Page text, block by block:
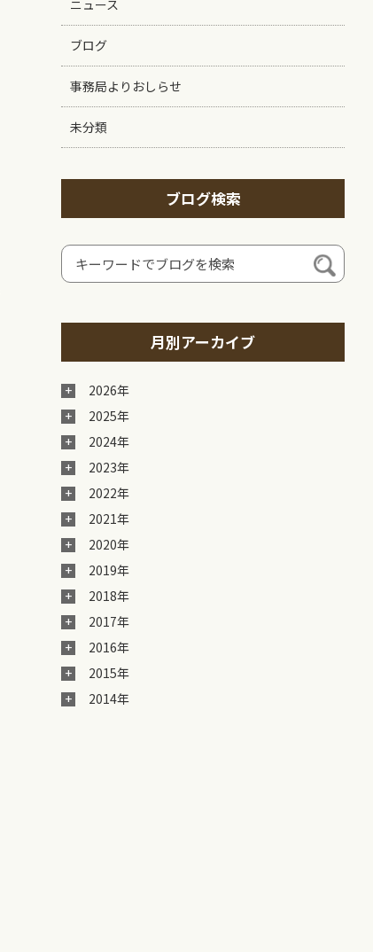
ニュース
ブログ
事務局よりおしらせ
未分類
ブログ検索
月別アーカイブ
2026年
2025年
2024年
2023年
2022年
2021年
2020年
2019年
2018年
2017年
2016年
2015年
2014年